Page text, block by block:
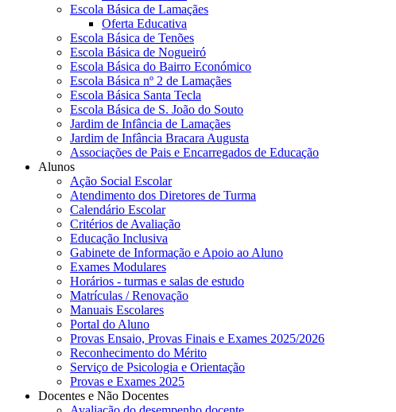
Escola Básica de Lamaçães
Oferta Educativa
Escola Básica de Tenões
Escola Básica de Nogueiró
Escola Básica do Bairro Económico
Escola Básica nº 2 de Lamaçães
Escola Básica Santa Tecla
Escola Básica de S. João do Souto
Jardim de Infância de Lamaçães
Jardim de Infância Bracara Augusta
Associações de Pais e Encarregados de Educação
Alunos
Ação Social Escolar
Atendimento dos Diretores de Turma
Calendário Escolar
Critérios de Avaliação
Educação Inclusiva
Gabinete de Informação e Apoio ao Aluno
Exames Modulares
Horários - turmas e salas de estudo
Matrículas / Renovação
Manuais Escolares
Portal do Aluno
Provas Ensaio, Provas Finais e Exames 2025/2026
Reconhecimento do Mérito
Serviço de Psicologia e Orientação
Provas e Exames 2025
Docentes e Não Docentes